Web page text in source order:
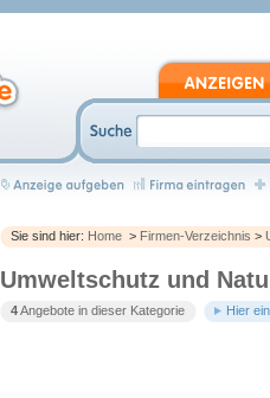
Sie sind hier: Home > Firmen-Verzeichnis >
Umweltschutz und
4Angebote in dieser Kategorie Hier